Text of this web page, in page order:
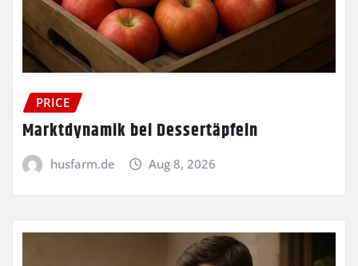
PRICE
Marktdynamik bei Dessertäpfeln
husfarm.de Aug 8, 2026